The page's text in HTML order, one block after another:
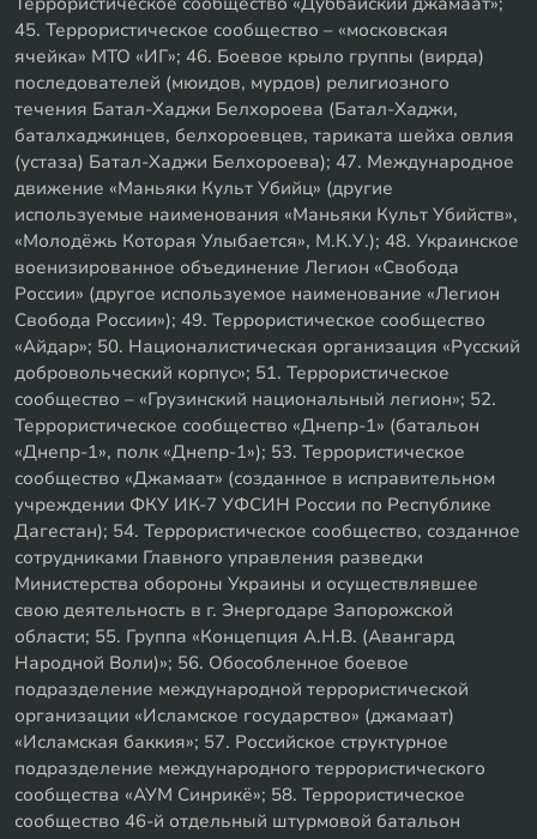
45. Террористическое сообщество – «московская
ячейка» МТО «ИГ»; 46. Боевое крыло группы (вирда)
последователей (мюидов, мурдов) религиозного
течения Батал-Хаджи Белхороева (Батал-Хаджи,
баталхаджинцев, белхороевцев, тариката шейха овлия
(устаза) Батал-Хаджи Белхороева); 47. Международное
движение «Маньяки Культ Убийц» (другие
используемые наименования «Маньяки Культ Убийств»,
«Молодёжь Которая Улыбается», М.К.У.); 48. Украинское
военизированное объединение Легион «Свобода
России» (другое используемое наименование «Легион
Свобода России»); 49. Террористическое сообщество
«Айдар»; 50. Националистическая организация «Русский
добровольческий корпус»; 51. Террористическое
сообщество – «Грузинский национальный легион»; 52.
Террористическое сообщество «Днепр-1» (батальон
«Днепр-1», полк «Днепр-1»); 53. Террористическое
сообщество «Джамаат» (созданное в исправительном
учреждении ФКУ ИК-7 УФСИН России по Республике
Дагестан); 54. Террористическое сообщество, созданное
сотрудниками Главного управления разведки
Министерства обороны Украины и осуществлявшее
свою деятельность в г. Энергодаре Запорожской
области; 55. Группа «Концепция А.Н.В. (Авангард
Народной Воли)»; 56. Обособленное боевое
подразделение международной террористической
организации «Исламское государство» (джамаат)
«Исламская баккия»; 57. Российское структурное
подразделение международного террористического
сообщества «АУМ Синрикё»; 58. Террористическое
сообщество 46-й отдельный штурмовой батальон